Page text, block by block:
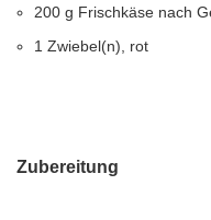
200 g Frischkäse nach
1 Zwiebel(n), rot
Zubereitung